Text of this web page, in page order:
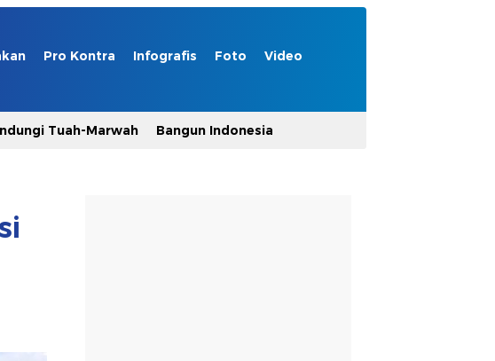
Pro Kontra Infografis Foto Video
Tuah-Marwah Bangun Indonesia